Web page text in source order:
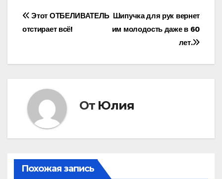
Навигация
записям
Шипучка для рук вернет
им молодость даже в 60
лет.
Этот ОТБЕЛИВАТЕЛЬ
отстирает всё!
От Юлия
Похожая запись